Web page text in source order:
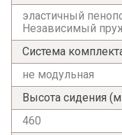
эластичный
Независимый
Система
не модульная
Высота сидения
460